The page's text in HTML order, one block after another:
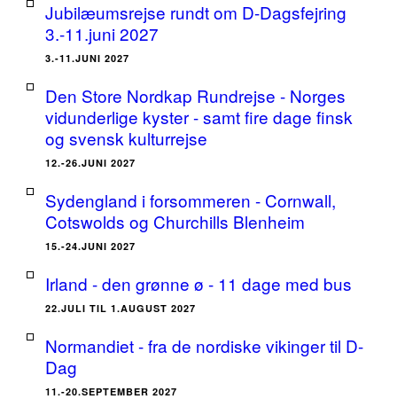
Jubilæumsrejse rundt om D-Dagsfejring
3.-11.juni 2027
3.-11.JUNI 2027
Den Store Nordkap Rundrejse - Norges
vidunderlige kyster - samt fire dage finsk
og svensk kulturrejse
12.-26.JUNI 2027
Sydengland i forsommeren - Cornwall,
Cotswolds og Churchills Blenheim
15.-24.JUNI 2027
Irland - den grønne ø - 11 dage med bus
22.JULI TIL 1.AUGUST 2027
Normandiet - fra de nordiske vikinger til D-
Dag
11.-20.SEPTEMBER 2027